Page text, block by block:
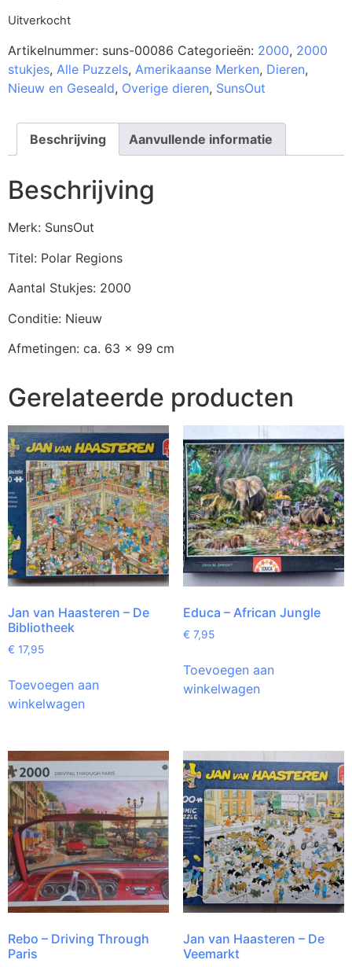
Uitverkocht
Artikelnummer: suns-00086 Categorieën: 2000, 2000
stukjes, Alle Puzzels, Amerikaanse Merken, Dieren,
Nieuw en Geseald, Overige dieren, SunsOut
Beschrijving Aanvullende informatie
Beschrijving
Merk: SunsOut
Titel: Polar Regions
Aantal Stukjes: 2000
Conditie: Nieuw
Afmetingen: ca. 63 x 99 cm
Gerelateerde producten
Jan van Haasteren – De
Bibliotheek
€ 17,95
Toevoegen aan
winkelwagen
Educa – African Jungle
€ 7,95
Toevoegen aan
winkelwagen
Rebo – Driving Through
Paris
Jan van Haasteren – De
Veemarkt